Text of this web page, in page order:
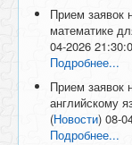
Прием заявок
математике
04-2026
Подробнее...
Прием заявок
английскому
(Новости) 08-
Подробнее...